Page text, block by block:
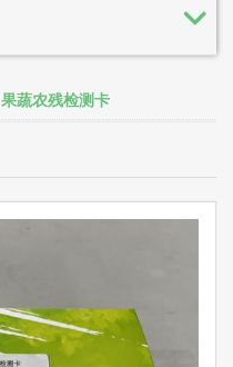
果蔬农残检测卡